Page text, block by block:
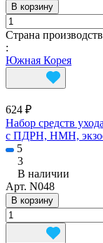
В корзину
Страна
:
Южная Корея
624 ₽
Набор средств
с ПДРН, НМН,
5
3
В наличии
Арт. N048
В корзину